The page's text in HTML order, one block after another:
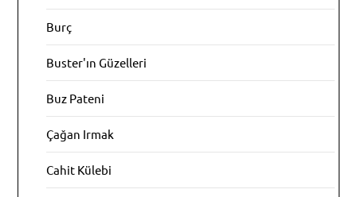
Burç
Buster'ın Güzelleri
Buz Pateni
Çağan Irmak
Cahit Külebi